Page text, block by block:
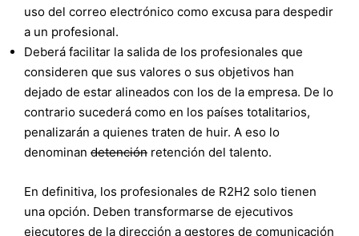
uso del correo electrónico como excusa para despedir
a un profesional.
Deberá facilitar la salida de los profesionales que
consideren que sus valores o sus objetivos han
dejado de estar alineados con los de la empresa. De lo
contrario sucederá como en los países totalitarios,
penalizarán a quienes traten de huir. A eso lo
denominan detención retención del talento.
En definitiva, los profesionales de R2H2 solo tienen
una opción. Deben transformarse de ejecutivos
ejecutores de la dirección a gestores de comunicación